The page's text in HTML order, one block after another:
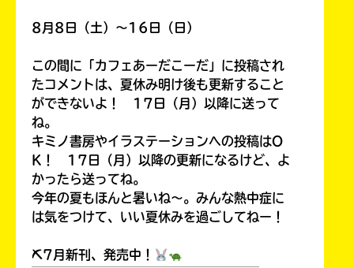
8月8日（土）～16日（日）
この間に「カフェあーだこーだ」に投稿され
たコメントは、夏休み明け後も更新すること
ができないよ！ 17日（月）以降に送って
ね。
キミノ書房やイラステーションへの投稿はO
K！ 17日（月）以降の更新になるけど、よ
かったら送ってね。
今年の夏もほんと暑いね～。みんな熱中症に
は気をつけて、いい夏休みを過ごしてねー！
⛏7月新刊、発売中！